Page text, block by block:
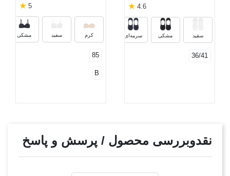
4.6
★
سفید مشکی سرمه‌ای
36/41
5
★
کرم سفید مشکی
85
B
نقدوبررسی محصول / پرسش و پاسخ